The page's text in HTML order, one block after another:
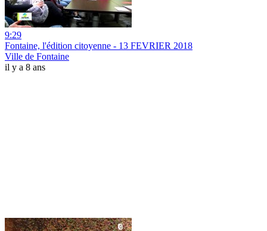
9:29
Fontaine, l'édition citoyenne - 13 FEVRIER 2018
Ville de Fontaine
il y a 8 ans